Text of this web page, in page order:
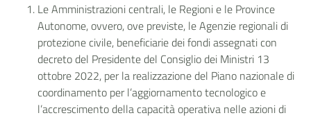
Le Amministrazioni centrali, le Regioni e le Province
Autonome, ovvero, ove previste, le Agenzie regionali di
protezione civile, beneficiarie dei fondi assegnati con
decreto del Presidente del Consiglio dei Ministri 13
ottobre 2022, per la realizzazione del Piano nazionale di
coordinamento per l’aggiornamento tecnologico e
l’accrescimento della capacità operativa nelle azioni di